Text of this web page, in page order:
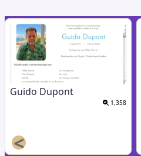
Guido Dupont
1,358
<